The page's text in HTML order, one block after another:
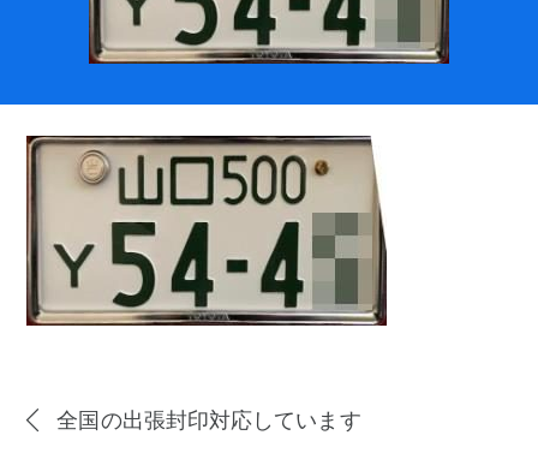
全国の出張封印対応しています